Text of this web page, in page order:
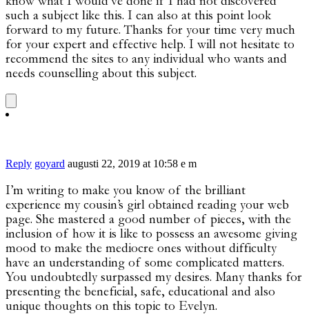
such a subject like this. I can also at this point look
forward to my future. Thanks for your time very much
for your expert and effective help. I will not hesitate to
recommend the sites to any individual who wants and
needs counselling about this subject.
Reply goyard augusti 22, 2019 at 10:58 e m
I’m writing to make you know of the brilliant
experience my cousin’s girl obtained reading your web
page. She mastered a good number of pieces, with the
inclusion of how it is like to possess an awesome giving
mood to make the mediocre ones without difficulty
have an understanding of some complicated matters.
You undoubtedly surpassed my desires. Many thanks for
presenting the beneficial, safe, educational and also
unique thoughts on this topic to Evelyn.